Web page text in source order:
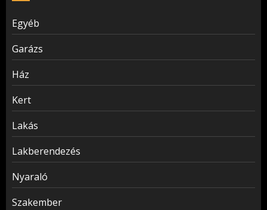
Egyéb
Garázs
Ház
Kert
Lakás
Lakberendezés
Nyaraló
Szakember